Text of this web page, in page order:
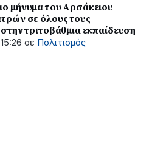
μήνυμα του Αρσάκειου
σε όλους τους
τριτοβάθμια εκπαίδευση
σε Πολιτισμός